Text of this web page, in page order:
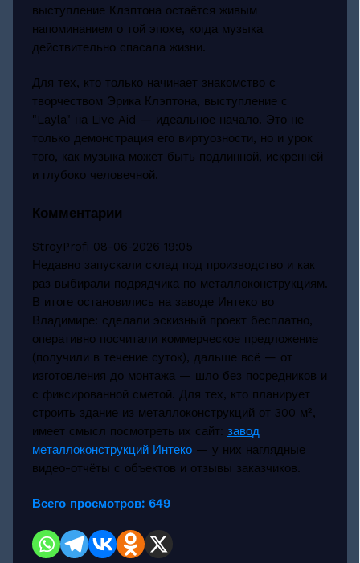
выступление Клэптона остаётся живым
напоминанием о той эпохе, когда музыка
действительно спасала жизни.
Для тех, кто только начинает знакомство с
творчеством Эрика Клэптона, выступление с
"Layla" на Live Aid — идеальное начало. Это не
только демонстрация его виртуозности, но и урок
того, как музыка может быть подлинной, искренней
и глубоко человечной.
Комментарии
StroyProfi 08-06-2026 19:05
Недавно запускали склад под производство и как
раз выбирали подрядчика по металлоконструкциям.
В итоге остановились на заводе Интеко во
Владимире: сделали эскизный проект бесплатно,
оперативно посчитали коммерческое предложение
(получили в течение суток), дальше всё — от
изготовления до монтажа — шло без посредников и
с фиксированной сметой. Для тех, кто планирует
строить здание из металлоконструкций от 300 м²,
имеет смысл посмотреть их сайт: завод
металлоконструкций Интеко— у них наглядные
видео-отчёты с объектов и отзывы заказчиков.
Всего просмотров: 649